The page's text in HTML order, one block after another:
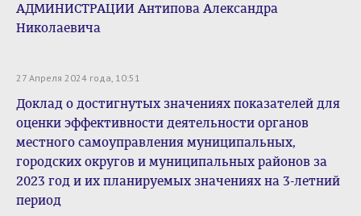
АДМИНИСТРАЦИИ Антипова Александра
Николаевича
27 Апреля 2024 года, 10:51
Доклад о достигнутых значениях показателей для
оценки эффективности деятельности органов
местного самоуправления муниципальных,
городских округов и муниципальных районов за
2023 год и их планируемых значениях на 3-летний
период